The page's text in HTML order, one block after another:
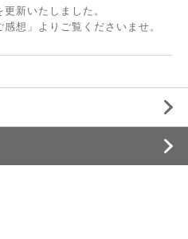
新いたしました。
想」よりご覧くださいませ。